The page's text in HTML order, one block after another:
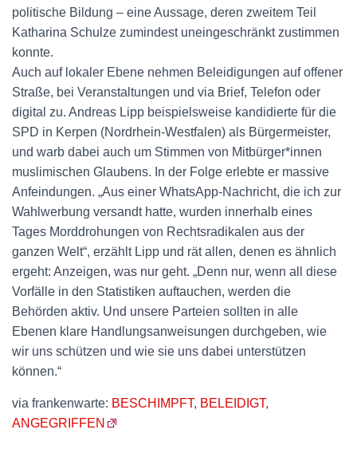
politische Bildung – eine Aussage, deren zweitem Teil
Katharina Schulze zumindest uneingeschränkt zustimmen
konnte.
Auch auf lokaler Ebene nehmen Beleidigungen auf offener
Straße, bei Veranstaltungen und via Brief, Telefon oder
digital zu. Andreas Lipp beispielsweise kandidierte für die
SPD in Kerpen (Nordrhein-Westfalen) als Bürgermeister,
und warb dabei auch um Stimmen von Mitbürger*innen
muslimischen Glaubens. In der Folge erlebte er massive
Anfeindungen. „Aus einer WhatsApp-Nachricht, die ich zur
Wahlwerbung versandt hatte, wurden innerhalb eines
Tages Morddrohungen von Rechtsradikalen aus der
ganzen Welt“, erzählt Lipp und rät allen, denen es ähnlich
ergeht: Anzeigen, was nur geht. „Denn nur, wenn all diese
Vorfälle in den Statistiken auftauchen, werden die
Behörden aktiv. Und unsere Parteien sollten in alle
Ebenen klare Handlungsanweisungen durchgeben, wie
wir uns schützen und wie sie uns dabei unterstützen
können.“
via frankenwarte: BESCHIMPFT, BELEIDIGT,
ANGEGRIFFEN